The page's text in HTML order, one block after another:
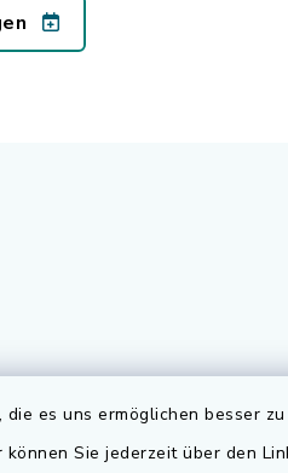
es uns ermöglichen besser
Sie jederzeit über den